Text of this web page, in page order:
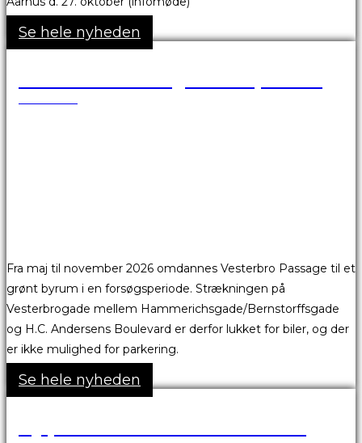
Se hele nyheden
Fra maj til november 2026 omdannes Vesterbro Passage til et
grønt byrum i en forsøgsperiode. Strækningen på
Vesterbrogade mellem Hammerichsgade/Bernstorffsgade
og H.C. Andersens Boulevard er derfor lukket for biler, og der
er ikke mulighed for parkering.
Se hele nyheden